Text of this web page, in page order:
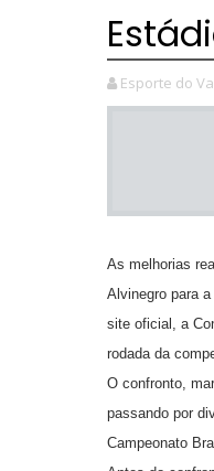
Esporte do
As melhorias
Alvinegro para
site oficial, a
rodada da
O confronto,
passando por
Campeonato